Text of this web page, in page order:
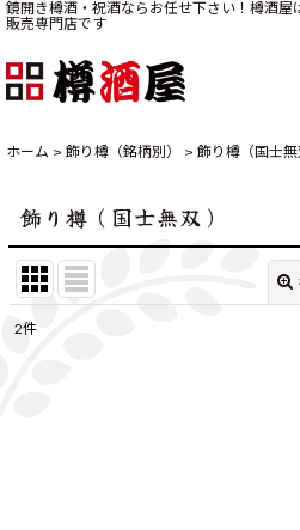
鏡開き樽酒・祝酒ならお任せ下さい！樽酒屋
販売専門店です
ホーム > 飾り樽（銘柄別） > 飾り樽（国士無
飾り樽（国士無双）
2件